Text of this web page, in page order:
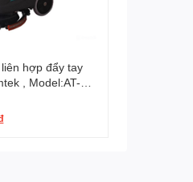
hợp đẩy tay
, Model:AT-